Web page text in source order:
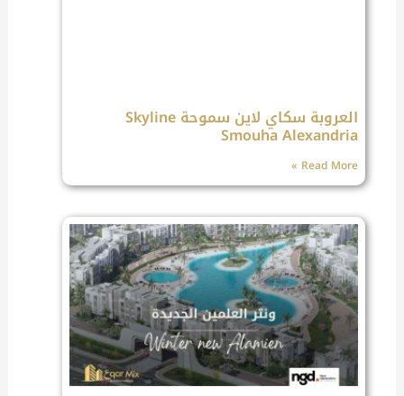
العروبة سكاي لاين سموحة Skyline
Smouha Alexandria
Read More »